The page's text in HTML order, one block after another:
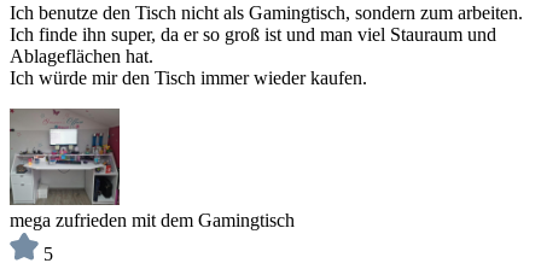
Ich benutze den Tisch nicht als Gamingtisch, sondern zum arbeiten.
Ich finde ihn super, da er so groß ist und man viel Stauraum und
Ablageflächen hat.
Ich würde mir den Tisch immer wieder kaufen.
mega zufrieden mit dem Gamingtisch
5